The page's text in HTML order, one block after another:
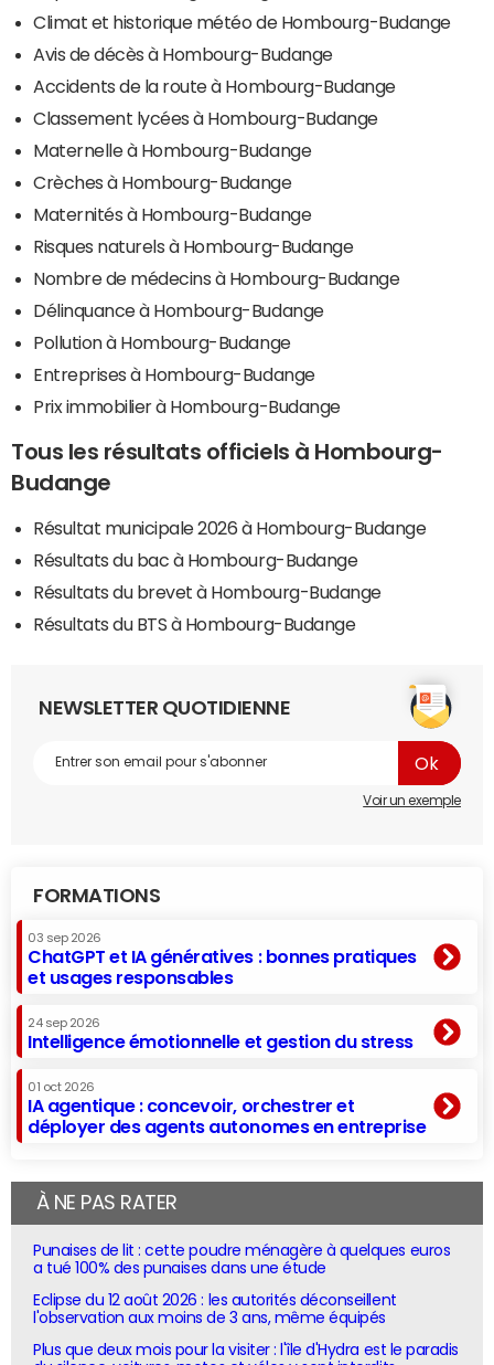
Climat et historique météo de Hombourg-Budange
Avis de décès à Hombourg-Budange
Accidents de la route à Hombourg-Budange
Classement lycées à Hombourg-Budange
Maternelle à Hombourg-Budange
Crèches à Hombourg-Budange
Maternités à Hombourg-Budange
Risques naturels à Hombourg-Budange
Nombre de médecins à Hombourg-Budange
Délinquance à Hombourg-Budange
Pollution à Hombourg-Budange
Entreprises à Hombourg-Budange
Prix immobilier à Hombourg-Budange
Tous les résultats officiels à Hombourg-
Budange
Résultat municipale 2026 à Hombourg-Budange
Résultats du bac à Hombourg-Budange
Résultats du brevet à Hombourg-Budange
Résultats du BTS à Hombourg-Budange
NEWSLETTER QUOTIDIENNE
Voir un exemple
FORMATIONS
03 sep 2026
ChatGPT et IA génératives : bonnes pratiques
et usages responsables
24 sep 2026
Intelligence émotionnelle et gestion du stress
01 oct 2026
IA agentique : concevoir, orchestrer et
déployer des agents autonomes en entreprise
À NE PAS RATER
Punaises de lit : cette poudre ménagère à quelques euros
a tué 100% des punaises dans une étude
Eclipse du 12 août 2026 : les autorités déconseillent
l'observation aux moins de 3 ans, même équipés
Plus que deux mois pour la visiter : l'île d'Hydra est le paradis